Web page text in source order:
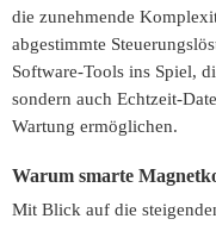
die zunehmende
abgestimmte
Software-Tools ins Spiel,
sondern auch Echtzeit-
Wartung ermöglichen.
Warum smarte
Mit Blick auf die